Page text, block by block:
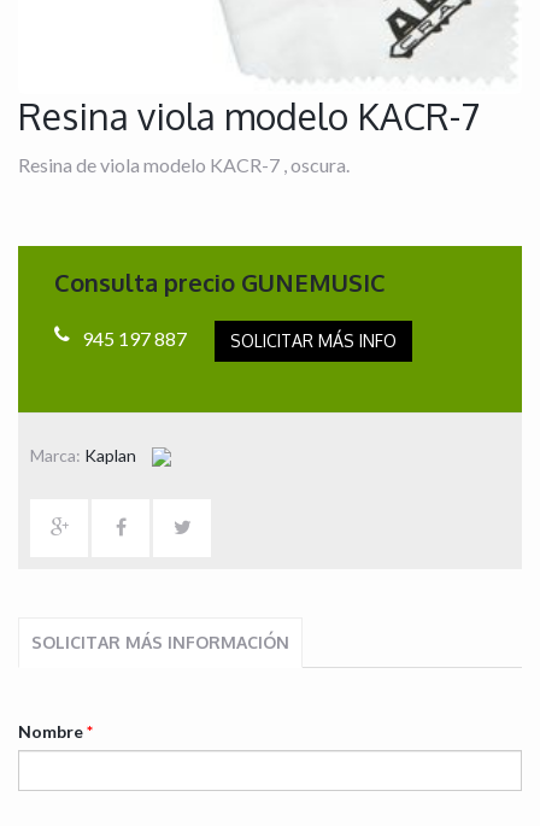
Resina viola modelo KACR-7
Resina de viola modelo KACR-7 , oscura.
Consulta precio GUNEMUSIC
945 197 887 SOLICITAR MÁS INFO
Marca: Kaplan
SOLICITAR MÁS INFORMACIÓN
Nombre*